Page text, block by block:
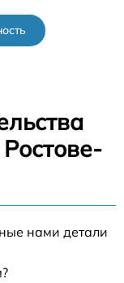
нами детали